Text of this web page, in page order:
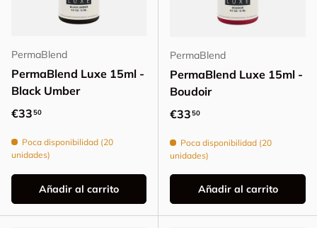
PermaBlend
PermaBlend Luxe 15ml -
Black Umber
Precio normal
€3350
Poca disponibilidad (20
unidades)
Añadir al carrito
PermaBlend
PermaBlend Luxe 15ml -
Boudoir
Precio normal
€3350
Poca disponibilidad (20
unidades)
Añadir al carrito